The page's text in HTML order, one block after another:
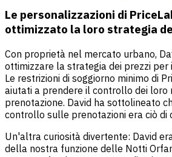
Le personalizzazioni di
ottimizzato la loro strategia
Con proprietà nel mercato urbano,
ottimizzare la strategia dei prezzi per
Le restrizioni di soggiorno minimo di
aiutati a prendere il controllo dei loro
prenotazione. David ha sottolineato
controllo sulle prenotazioni era ciò di
Un'altra curiosità divertente: David
della nostra funzione delle Notti